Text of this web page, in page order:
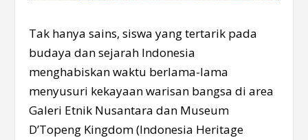
Tak hanya sains, siswa yang tertarik pada
budaya dan sejarah Indonesia
menghabiskan waktu berlama-lama
menyusuri kekayaan warisan bangsa di area
Galeri Etnik Nusantara dan Museum
D’Topeng Kingdom (Indonesia Heritage